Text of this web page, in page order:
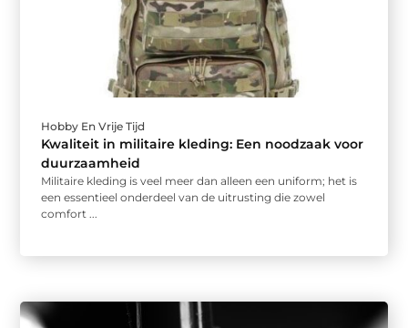
Hobby En Vrije Tijd
Kwaliteit in militaire kleding: Een noodzaak voor
duurzaamheid
Militaire kleding is veel meer dan alleen een uniform; het is
een essentieel onderdeel van de uitrusting die zowel
comfort ...